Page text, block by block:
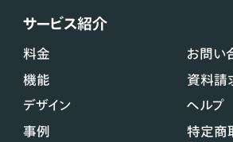
サービス紹介
料金
機能
デザイン
事例
お問い
資料請
ヘルプ
特定商